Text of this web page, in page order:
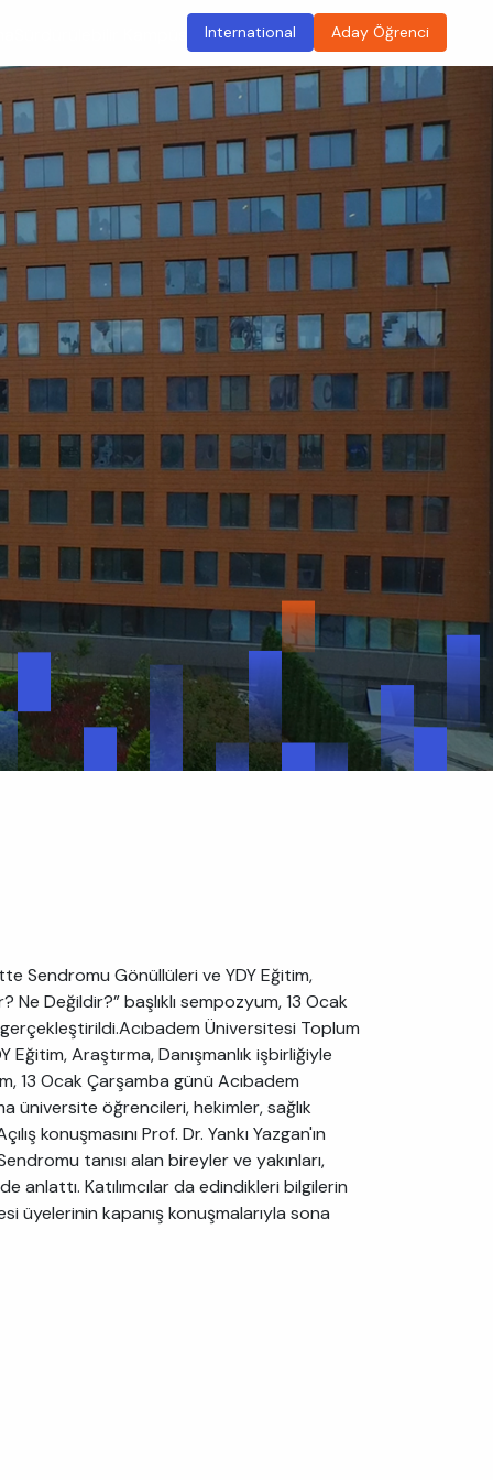
International Aday Öğrenci
Sendromu Gönüllüleri ve YDY Eğitim,
Değildir?” başlıklı sempozyum, 13 Ocak
Üniversitesi Toplum
Araştırma, Danışmanlık işbirliğiyle
13 Ocak Çarşamba günü Acıbadem
üniversite öğrencileri, hekimler, sağlık
konuşmasını Prof. Dr. Yankı Yazgan'ın
tanısı alan bireyler ve yakınları,
anlattı. Katılımcılar da edindikleri bilgilerin
üyelerinin kapanış konuşmalarıyla sona